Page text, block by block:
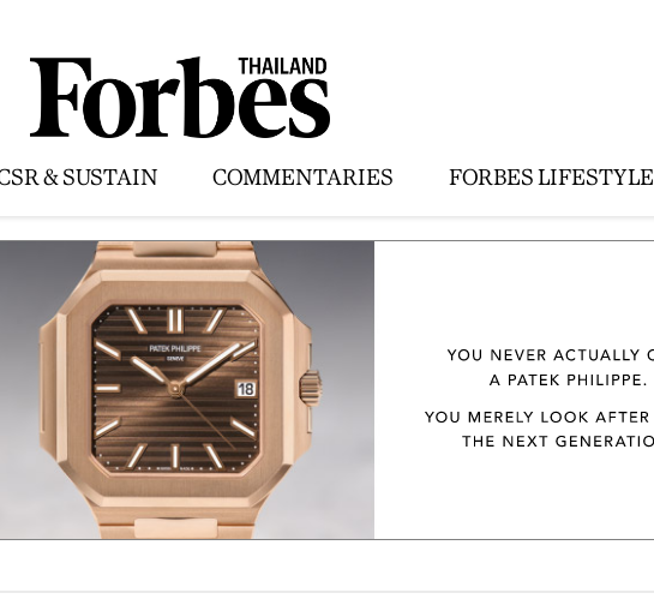
& SUSTAIN COMMENTARIES FORBES LIFESTYLE